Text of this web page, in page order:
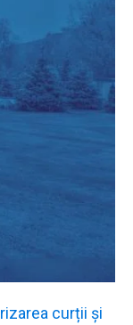
curții și